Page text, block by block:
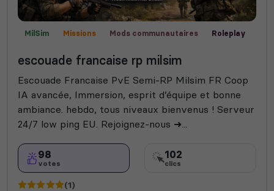
MilSim Missions Mods communautaires
Roleplay
escouade francaise rp milsim
Escouade Francaise PvE Semi-RP Milsim FR Coop
IA avancée, Immersion, esprit d’équipe et bonne
ambiance. hebdo, tous niveaux bienvenus ! Serveur
24/7 low ping EU. Rejoignez-nous ➜...
98
votes
102
clics
(1)